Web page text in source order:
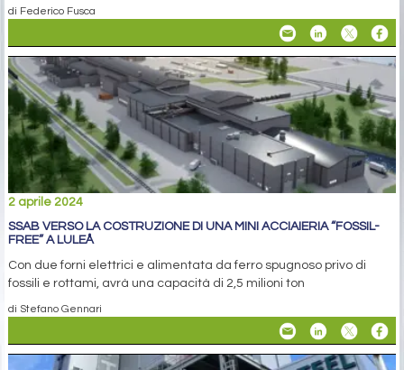
di Federico Fusca
2 aprile 2024
SSAB VERSO LA COSTRUZIONE DI UNA MINI ACCIAIERIA “FOSSIL-
FREE” A LULEÅ
Con due forni elettrici e alimentata da ferro spugnoso privo di
fossili e rottami, avrà una capacità di 2,5 milioni ton
di Stefano Gennari